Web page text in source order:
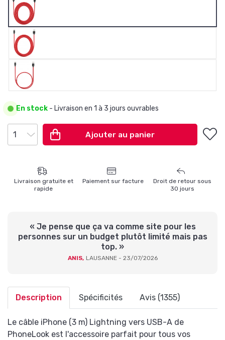
En stock - Livraison en 1 à 3 jours ouvrables
Ajouter au panier
Livraison gratuite et
rapide
Paiement sur facture Droit de retour sous
30 jours
« Je pense que ça va comme site pour les
personnes sur un budget plutôt limité mais pas
top. »
ANIS, LAUSANNE - 23/07/2026
Description Spécificités Avis (1355)
Le câble iPhone (3 m) Lightning vers USB-A de
PhoneLook est l'accessoire parfait pour tous vos